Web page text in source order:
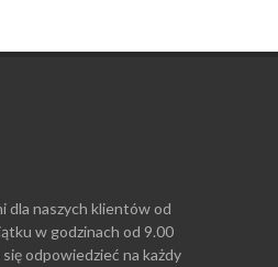
dla naszych klientów od
w godzinach od 9.00
odpowiedzieć na każdy